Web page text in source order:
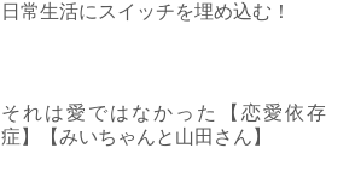
日常生活にスイッチを埋め込む！
それは愛ではなかった【恋愛依存
症】【みいちゃんと山田さん】